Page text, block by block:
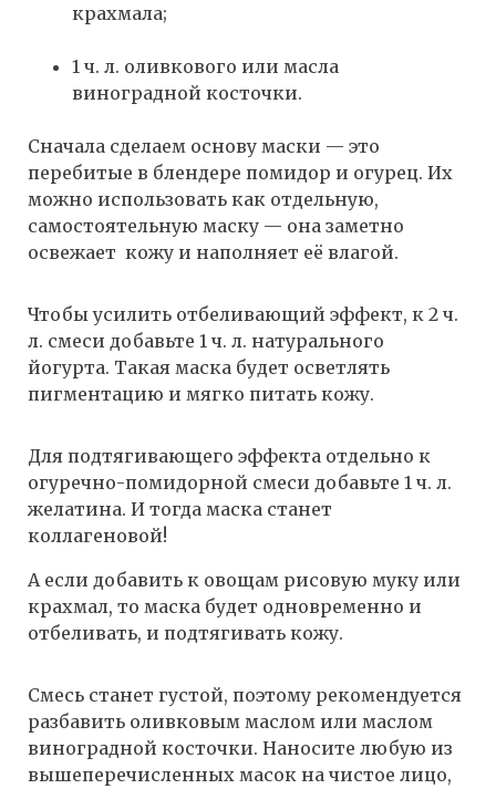
крахмала;
1 ч. л. оливкового или масла
виноградной косточки.
Сначала сделаем основу маски — это
перебитые в блендере помидор и огурец. Их
можно использовать как отдельную,
самостоятельную маску — она заметно
освежает кожу и наполняет её влагой.
Чтобы усилить отбеливающий эффект, к 2 ч.
л. смеси добавьте 1 ч. л. натурального
йогурта. Такая маска будет осветлять
пигментацию и мягко питать кожу.
Для подтягивающего эффекта отдельно к
огуречно-помидорной смеси добавьте 1 ч. л.
желатина. И тогда маска станет
коллагеновой!
А если добавить к овощам рисовую муку или
крахмал, то маска будет одновременно и
отбеливать, и подтягивать кожу.
Смесь станет густой, поэтому рекомендуется
разбавить оливковым маслом или маслом
виноградной косточки. Наносите любую из
вышеперечисленных масок на чистое лицо,